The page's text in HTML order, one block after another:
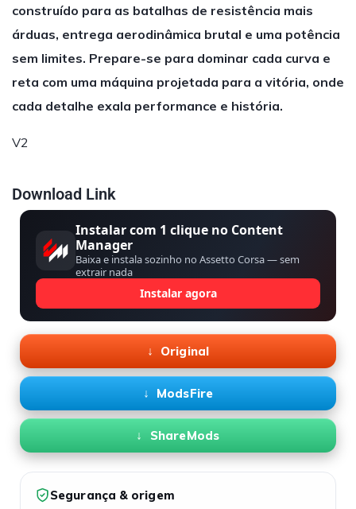
construído para as batalhas de resistência mais
árduas, entrega aerodinâmica brutal e uma potência
sem limites. Prepare-se para dominar cada curva e
reta com uma máquina projetada para a vitória, onde
cada detalhe exala performance e história.
V2
Download Link
Instalar com 1 clique no Content
Manager
Baixa e instala sozinho no Assetto Corsa — sem
extrair nada
Instalar agora
Original
ModsFire
ShareMods
Segurança & origem